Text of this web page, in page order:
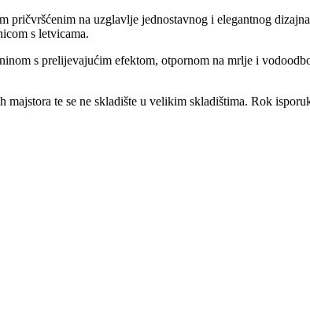
na uzglavlje jednostavnog i elegantnog
s letvicama.
s prelijevajućim efektom, otpornom na mrlje i
te se ne skladište u velikim skladištima. Rok